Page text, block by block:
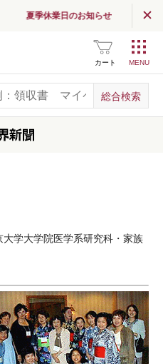
夏季休業日のお知らせ
カート
大学大学院医学系研究科・家族